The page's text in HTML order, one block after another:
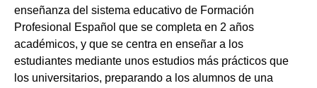
enseñanza del sistema educativo de Formación
Profesional Español que se completa en 2 años
académicos, y que se centra en enseñar a los
estudiantes mediante unos estudios más prácticos que
los universitarios, preparando a los alumnos de una